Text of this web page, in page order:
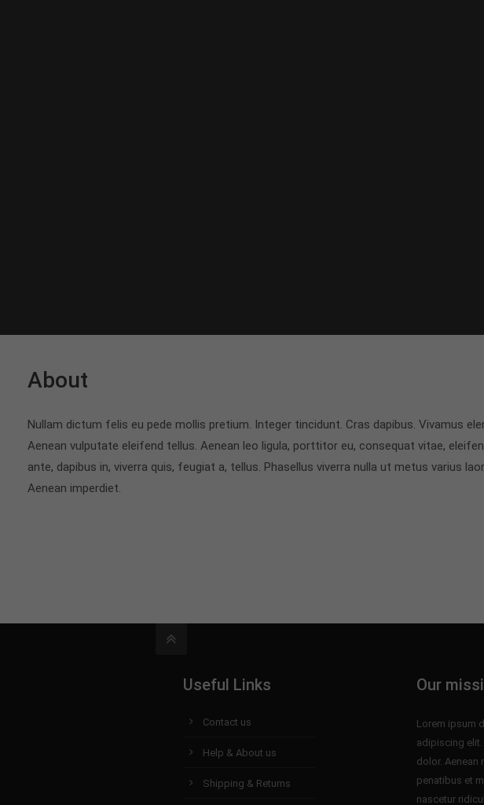
About
Nullam dictum felis eu pede mollis pretium. Integer tincidunt. Cras dapibus. Vivamus
Aenean vulputate eleifend tellus. Aenean leo ligula, porttitor eu, consequat vitae,
ante, dapibus in, viverra quis, feugiat a, tellus. Phasellus viverra nulla ut metus varius
Aenean imperdiet.
Useful Links
Contact us
Help & About us
Shipping & Returns
Our
Lorem ipsum
adipiscing
dolor. Aenean
penatibus et
nascetur